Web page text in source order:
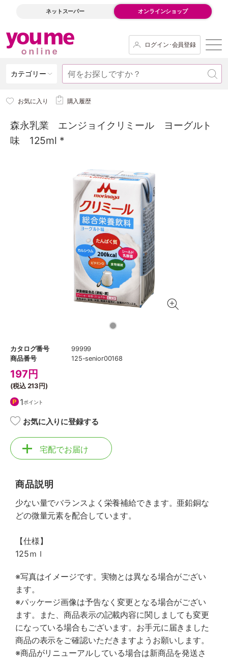
ネットスーパー オンラインショップ
ログイン･会員登録
カテゴリー
お気に入り 購入履歴
森永乳業 エンジョイクリミール ヨーグルト
味 125ml *
カタログ番号
99999
商品番号
125-senior00168
197 円
(税込213円)
1ポイント
お気に入りに登録する
宅配でお届け
商品説明
少ない量でバランスよく栄養補給できます。亜鉛銅な
どの微量元素を配合しています。
【仕様】
125ｍｌ
※写真はイメージです。実物とは異なる場合がござい
ます。
※パッケージ画像は予告なく変更となる場合がござい
ます。また、商品表示の記載内容に関しましても変更
になっている場合もございます。お手元に届きました
商品の表示をご確認いただきますようお願いします。
※商品がリニューアルしている場合は新商品を発送さ